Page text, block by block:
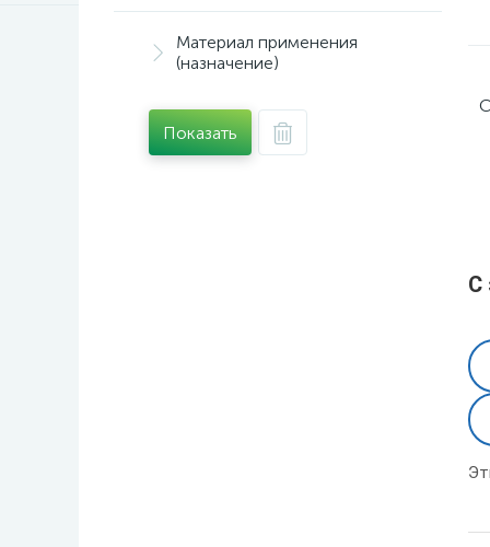
Материал применения
(назначение)
Показать
С